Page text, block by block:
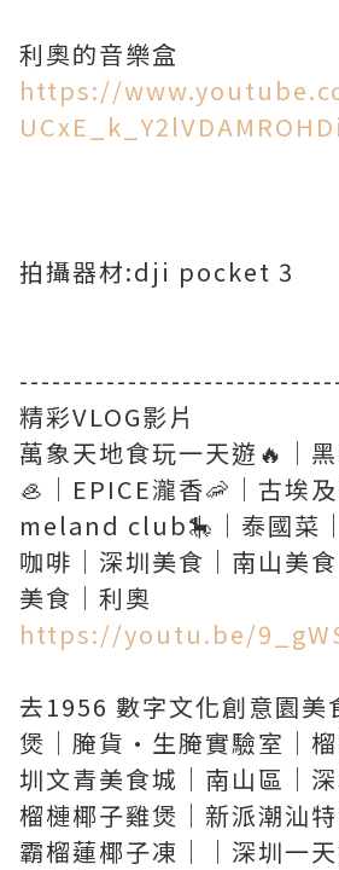
https://
拍攝器材:dji pocket 3
精彩VLOG影片
萬象天地食玩一天遊🔥｜
🦪｜EPICE瀧香🦐｜古埃
meland club🎠｜泰國菜
咖啡｜深圳美食｜南山美
https://youtu.be/
去1956 數字文化創意園美
煲｜腌貨·生腌實驗室｜
圳文青美食城｜南山區｜
榴槤椰子雞煲｜新派潮汕
霸榴蓮椰子凍｜｜深圳一